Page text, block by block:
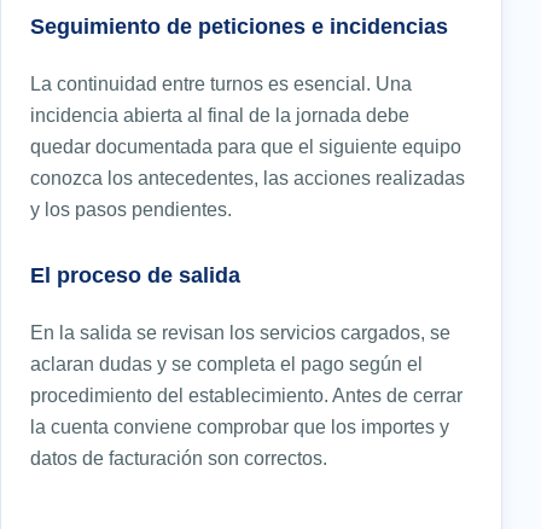
Seguimiento de peticiones e incidencias
La continuidad entre turnos es esencial. Una
incidencia abierta al final de la jornada debe
quedar documentada para que el siguiente equipo
conozca los antecedentes, las acciones realizadas
y los pasos pendientes.
El proceso de salida
En la salida se revisan los servicios cargados, se
aclaran dudas y se completa el pago según el
procedimiento del establecimiento. Antes de cerrar
la cuenta conviene comprobar que los importes y
datos de facturación son correctos.